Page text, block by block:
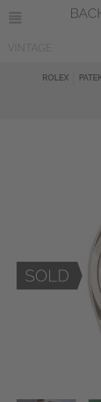
ROLEX